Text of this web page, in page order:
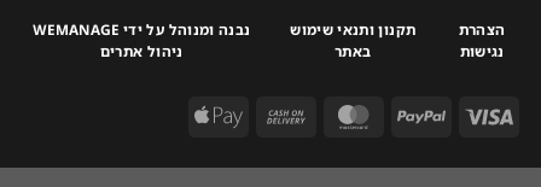
הצהרת
נגישות
תקנון ותנאי שימוש
באתר
נבנה ומנוהל על ידי WEMANAGE
ניהול אתרים